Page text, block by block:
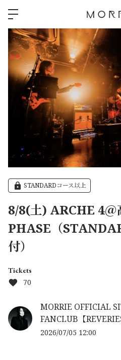
STANDARDコース以上
8/8(土) ARCHE 4＠
PHASE（
付）
Tickets
70
MORRIE OFFICIAL
FANCLUB【
2026/07/05 12:00